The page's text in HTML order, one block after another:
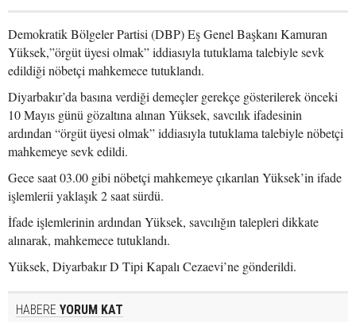
Demokratik Bölgeler Partisi (DBP) Eş Genel Başkanı Kamuran
Yüksek,”örgüt üyesi olmak” iddiasıyla tutuklama talebiyle sevk
edildiği nöbetçi mahkemece tutuklandı.
Diyarbakır’da basına verdiği demeçler gerekçe gösterilerek önceki
10 Mayıs günü gözaltına alınan Yüksek, savcılık ifadesinin
ardından “örgüt üyesi olmak” iddiasıyla tutuklama talebiyle nöbetçi
mahkemeye sevk edildi.
Gece saat 03.00 gibi nöbetçi mahkemeye çıkarılan Yüksek’in ifade
işlemlerii yaklaşık 2 saat sürdü.
İfade işlemlerinin ardından Yüksek, savcılığın talepleri dikkate
alınarak, mahkemece tutuklandı.
Yüksek, Diyarbakır D Tipi Kapalı Cezaevi’ne gönderildi.
HABERE YORUM KAT